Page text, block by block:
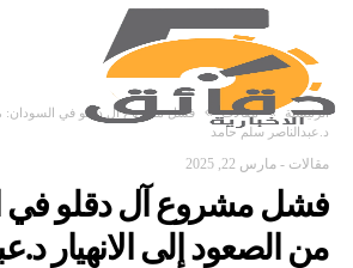
‫الرئيسية‬ مقالات
فشل مشروع آل دقلو في السودان: من
د.عبدالناصر سلم حامد
مقالات - مارس 22, 2025
فشل مشروع آل دقلو في
من الصعود إلى الانهيار